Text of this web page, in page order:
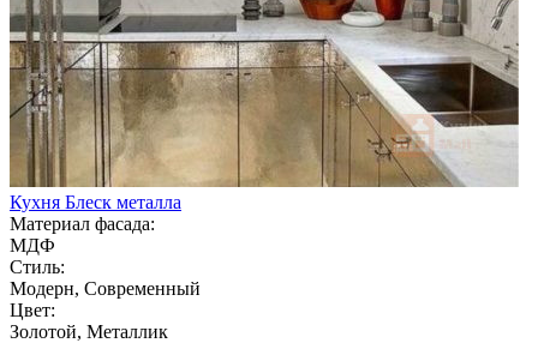
Кухня Блеск металла
Материал фасада:
МДФ
Стиль:
Модерн, Современный
Цвет:
Золотой, Металлик